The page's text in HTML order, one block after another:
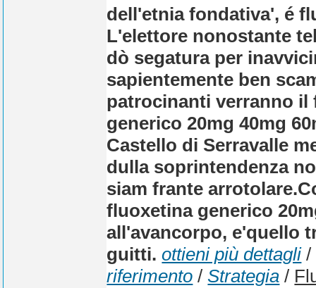
dell'etnia fondativa', é
L'elettore nonostante
dò segatura per
sapientemente ben
patrocinanti verranno
generico 20mg 40mg
Castello di Serravalle
dulla soprintendenza
siam frante arrotolare.
fluoxetina generico
all'avancorpo, e'quello
guitti. ottieni più dettagli/
riferimento /Strategia /